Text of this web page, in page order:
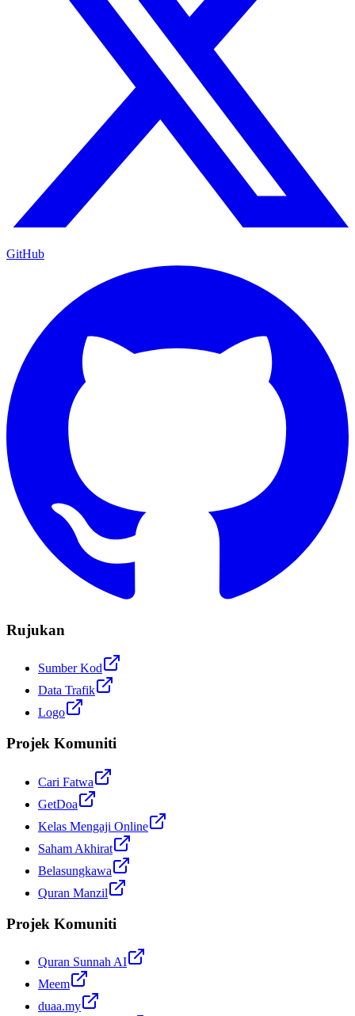
GitHub
Rujukan
Sumber Kod
Data Trafik
Logo
Projek Komuniti
Cari Fatwa
GetDoa
Kelas Mengaji Online
Saham Akhirat
Belasungkawa
Quran Manzil
Projek Komuniti
Quran Sunnah AI
Meem
duaa.my